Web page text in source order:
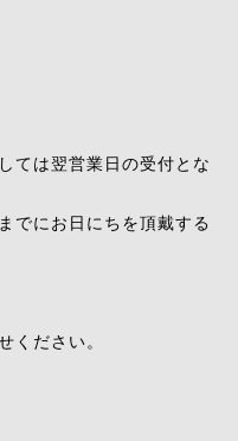
ては翌営業日の受付とな
でにお日にちを頂戴する
ください。